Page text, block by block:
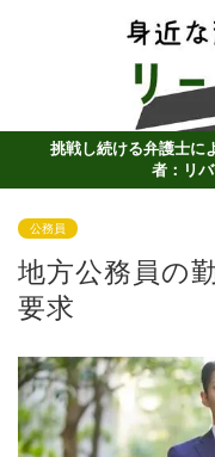
挑戦し続ける弁護士に
者：リ
公務員
地方公務員の
要求